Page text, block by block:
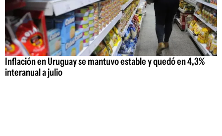
Inflación en Uruguay se mantuvo estable y quedó en 4,3%
interanual a julio